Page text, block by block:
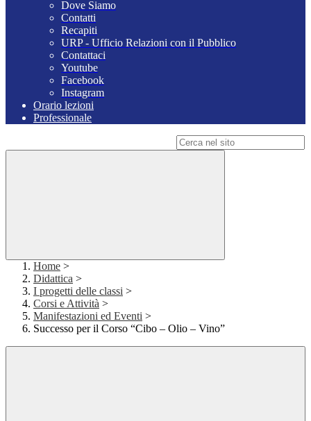
Dove Siamo
Contatti
Recapiti
URP - Ufficio Relazioni con il Pubblico
Contattaci
Youtube
Facebook
Instagram
Orario lezioni
Professionale
Home >
Didattica >
I progetti delle classi >
Corsi e Attività >
Manifestazioni ed Eventi >
Successo per il Corso “Cibo – Olio – Vino”